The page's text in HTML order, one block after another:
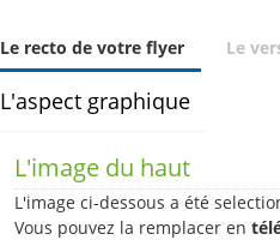
Le recto de votre flyer Le
L'aspect graphique
L'image du haut
L'image ci-dessous a été
Vous pouvez la remplacer en